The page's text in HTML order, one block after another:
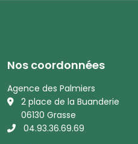
Nos coordonnées
Agence des Palmiers
2 place de la Buanderie
06130 Grasse
04.93.36.69.69